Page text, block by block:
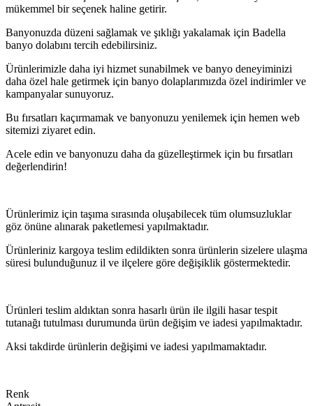
mükemmel bir seçenek haline getirir.
Banyonuzda düzeni sağlamak ve şıklığı yakalamak için Badella
banyo dolabını tercih edebilirsiniz.
Ürünlerimizle daha iyi hizmet sunabilmek ve banyo deneyiminizi
daha özel hale getirmek için banyo dolaplarımızda özel indirimler ve
kampanyalar sunuyoruz.
Bu fırsatları kaçırmamak ve banyonuzu yenilemek için hemen web
sitemizi ziyaret edin.
Acele edin ve banyonuzu daha da güzelleştirmek için bu fırsatları
değerlendirin!
Ürünlerimiz için taşıma sırasında oluşabilecek tüm olumsuzluklar
göz önüne alınarak paketlemesi yapılmaktadır.
Ürünleriniz kargoya teslim edildikten sonra ürünlerin sizelere ulaşma
süresi bulunduğunuz il ve ilçelere göre değişiklik göstermektedir.
Ürünleri teslim aldıktan sonra hasarlı ürün ile ilgili hasar tespit
tutanağı tutulması durumunda ürün değişim ve iadesi yapılmaktadır.
Aksi takdirde ürünlerin değişimi ve iadesi yapılmamaktadır.
Renk